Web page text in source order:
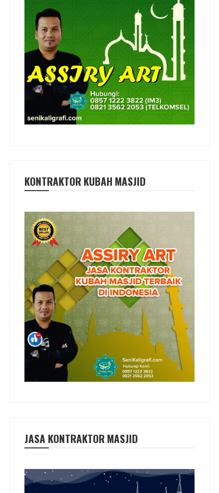
KONTRAKTOR KUBAH MASJID
JASA KONTRAKTOR MASJID